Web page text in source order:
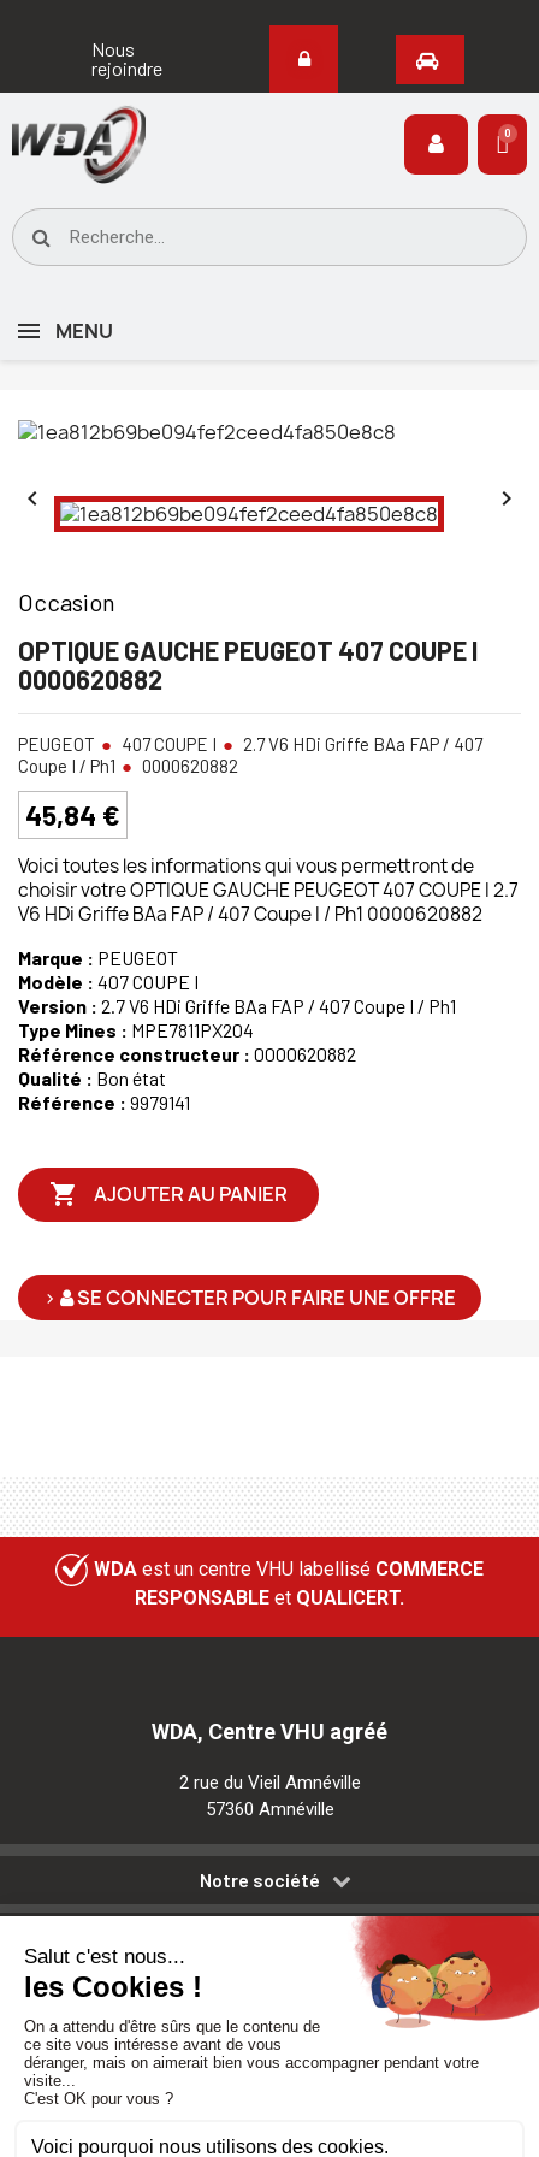
Nous
rejoindre
MENU
 
Occasion
OPTIQUE GAUCHE PEUGEOT 407 COUPE I
0000620882
PEUGEOT 407 COUPE I
2.7 V6 HDi Griffe BAa FAP / 407
Coupe I / Ph1
0000620882
45,84 €
Voici toutes les informations qui vous permettront de
choisir votre OPTIQUE GAUCHE PEUGEOT 407 COUPE I 2.7
V6 HDi Griffe BAa FAP / 407 Coupe I / Ph1 0000620882
Marque : PEUGEOT
Modèle : 407 COUPE I
Version : 2.7 V6 HDi Griffe BAa FAP / 407 Coupe I / Ph1
Type Mines : MPE7811PX204
Référence constructeur : 0000620882
Qualité : Bon état
Référence : 9979141
 AJOUTER AU PANIER
> SE CONNECTER POUR FAIRE UNE OFFRE
WDA est un centre VHU labellisé COMMERCE
RESPONSABLE et QUALICERT.
WDA, Centre VHU agréé
2 rue du Vieil Amnéville
57360 Amnéville
Notre société